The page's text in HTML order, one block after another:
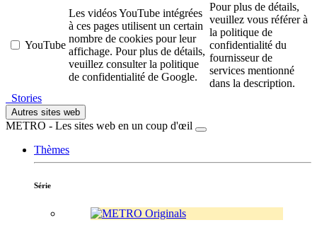
YouTube
Les vidéos YouTube intégrées
à ces pages utilisent un certain
nombre de cookies pour leur
affichage. Pour plus de détails,
veuillez consulter la politique
de confidentialité de Google.
Pour plus de détails,
veuillez vous référer à
la politique de
confidentialité du
fournisseur de
services mentionné
dans la description.
Stories
Autres sites web
METRO - Les sites web en un coup d'œil
Thèmes
Série